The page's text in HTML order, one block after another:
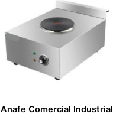
Anafe Comercial Industrial